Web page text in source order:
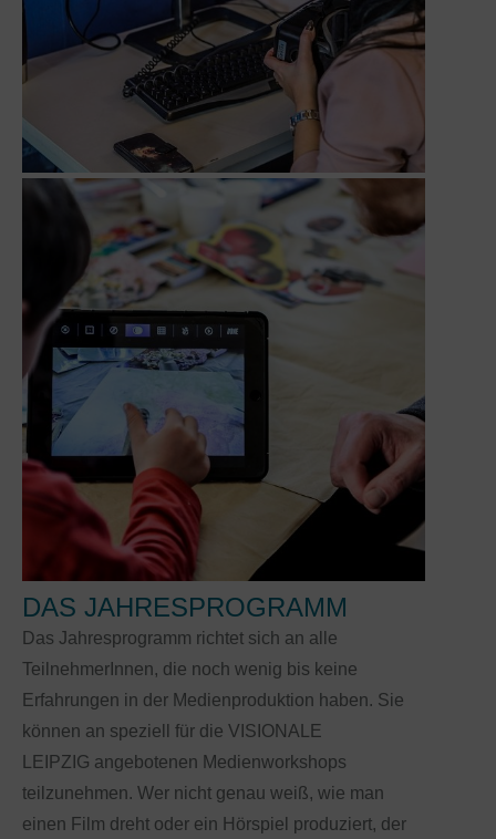
DAS JAHRESPROGRAMM
Das Jahresprogramm richtet sich an alle
TeilnehmerInnen, die noch wenig bis keine
Erfahrungen in der Medienproduktion haben. Sie
können an speziell für die VISIONALE
LEIPZIG angebotenen Medienworkshops
teilzunehmen. Wer nicht genau weiß, wie man
einen Film dreht oder ein Hörspiel produziert, der